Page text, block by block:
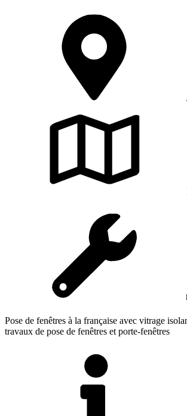
Pose de fenêtres à la française avec vitrage
travaux de pose de fenêtres et porte-fenêtres